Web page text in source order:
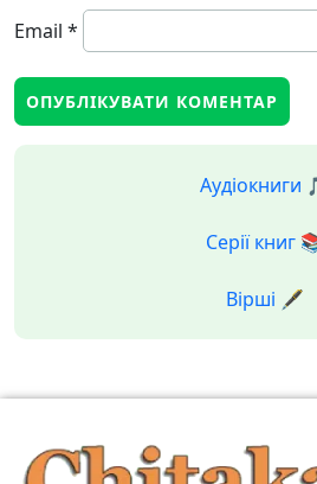
Email *
Аудіокниги
Серії книг
Вірші 🖋️